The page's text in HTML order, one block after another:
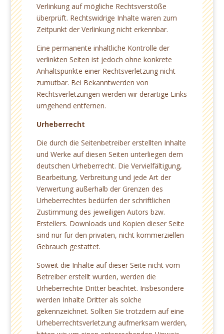
Verlinkung auf mögliche Rechtsverstöße
überprüft. Rechtswidrige Inhalte waren zum
Zeitpunkt der Verlinkung nicht erkennbar.
Eine permanente inhaltliche Kontrolle der
verlinkten Seiten ist jedoch ohne konkrete
Anhaltspunkte einer Rechtsverletzung nicht
zumutbar. Bei Bekanntwerden von
Rechtsverletzungen werden wir derartige Links
umgehend entfernen.
Urheberrecht
Die durch die Seitenbetreiber erstellten Inhalte
und Werke auf diesen Seiten unterliegen dem
deutschen Urheberrecht. Die Vervielfältigung,
Bearbeitung, Verbreitung und jede Art der
Verwertung außerhalb der Grenzen des
Urheberrechtes bedürfen der schriftlichen
Zustimmung des jeweiligen Autors bzw.
Erstellers. Downloads und Kopien dieser Seite
sind nur für den privaten, nicht kommerziellen
Gebrauch gestattet.
Soweit die Inhalte auf dieser Seite nicht vom
Betreiber erstellt wurden, werden die
Urheberrechte Dritter beachtet. Insbesondere
werden Inhalte Dritter als solche
gekennzeichnet. Sollten Sie trotzdem auf eine
Urheberrechtsverletzung aufmerksam werden,